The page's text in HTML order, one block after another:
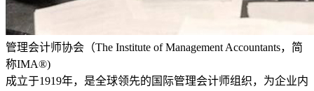
管理会计师协会（The Institute of Management Accountants，简
称IMA®)
成立于1919年，是全球领先的国际管理会计师组织，为企业内